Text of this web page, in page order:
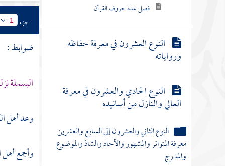
فصل عدد حروف القرآن
النوع العشرون في معرفة حفاظه
ورواياته
النوع الحادي والعشرون في معرفة
العالي والنازل من أسانيده
النوع الثاني والعشرون إلى السابع والعشرين
معرفة المتواتر والمشهور والآحاد والشاذ والموضوع
والمدرج
جزء 1
ضوابط :
البسملة
وعدأهل
وأجمع